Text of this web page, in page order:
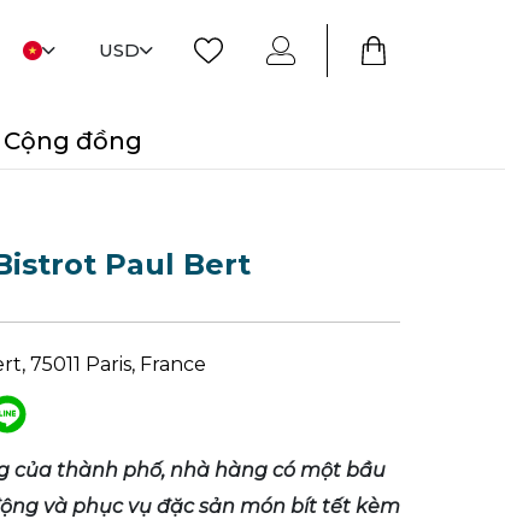
USD
đồng
Paul Bert
75011 Paris, France
của thành phố, nhà hàng có một bầu
và phục vụ đặc sản món bít tết kèm